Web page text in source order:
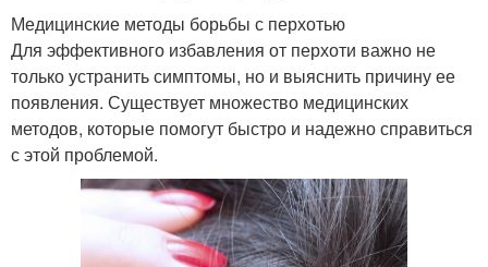
Медицинские методы борьбы с перхотью
Для эффективного избавления от перхоти важно не
только устранить симптомы, но и выяснить причину ее
появления. Существует множество медицинских
методов, которые помогут быстро и надежно справиться
с этой проблемой.